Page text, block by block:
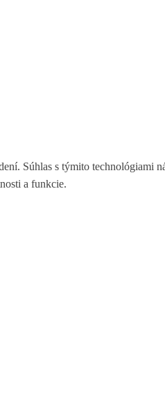
Súhlas s týmito technológiami
a funkcie.